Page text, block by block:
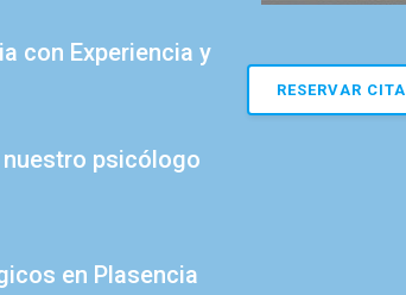
con Experiencia y
psicólogo
en Plasencia
RESERVAR CITA